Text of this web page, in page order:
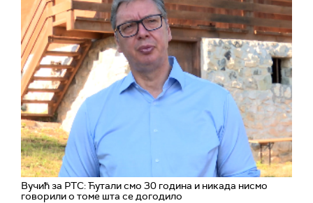
Вучић за РТС: Ћутали смо 30 година и никада нисмо
говорили о томе шта се догодило